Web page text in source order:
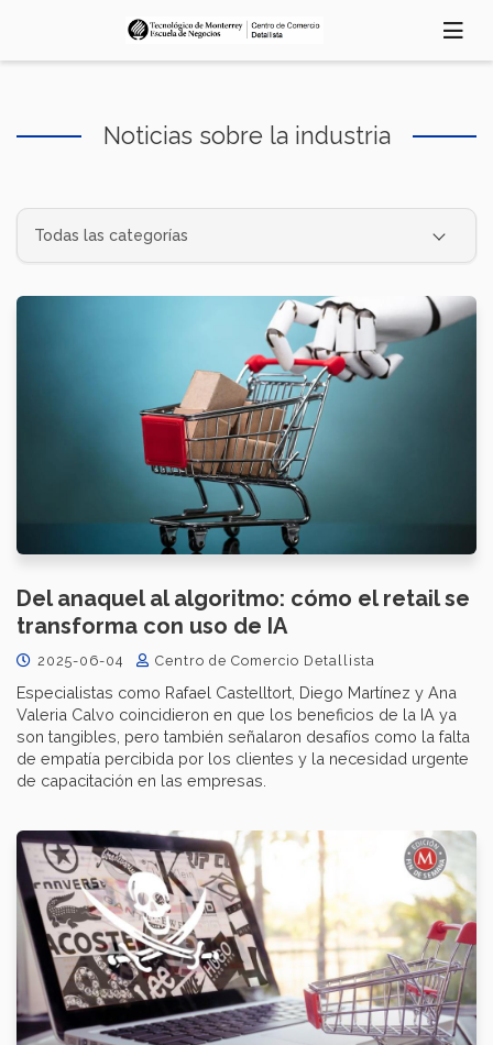
Noticias sobre la industria
Del anaquel al algoritmo: cómo el retail se
transforma con uso de IA
2025-06-04 Centro de Comercio Detallista
Especialistas como Rafael Castelltort, Diego Martínez y Ana
Valeria Calvo coincidieron en que los beneficios de la IA ya
son tangibles, pero también señalaron desafíos como la falta
de empatía percibida por los clientes y la necesidad urgente
de capacitación en las empresas.